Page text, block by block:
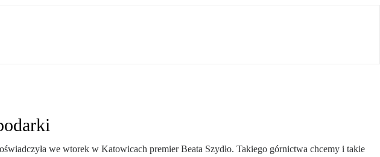
we wtorek w Katowicach premier Beata Szydło. Takiego górnictwa chcemy i takie